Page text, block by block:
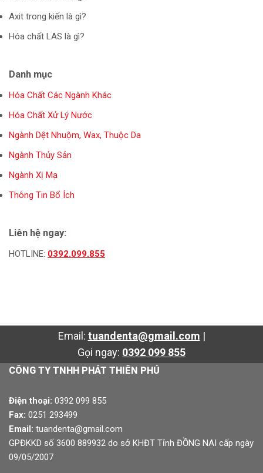
Axit trong kiến là gì?
Hóa chất LAS là gì?
Danh mục
Hóa Chất Các Ngành Khác
Hóa Chất Xử Lý Nước
Ngành Dệt Nhuộm, Wax, Thuộc Da
Ngành Thủy Sản
Ngành Xị Mạ
Thông Tin Bổ Ích
Liên hệ ngay:
HOTLINE: 0392.099.855
Email: tuandenta@gmail.com |
Gọi ngay: 0392 099 855
CÔNG TY TNHH PHÁT THIÊN PHÚ
Điện thoại: 0392 099 855
Fax: 0251 293499
Email: tuandenta@gmail.com
GPĐKKD số 3600 889932 do sở KHĐT Tỉnh ĐỒNG NAI cấp ngày
09/05/2007